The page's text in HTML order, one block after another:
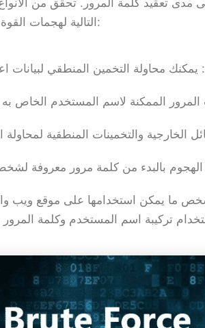
التالية لهجمات القوة الغاشمة:
ما يمكن استخدامها على موقع ويب